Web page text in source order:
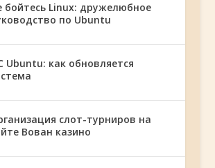
бойтесь Linux: дружелюбное
по Ubuntu
Ubuntu: как обновляется
слот-турниров на
Вован казино